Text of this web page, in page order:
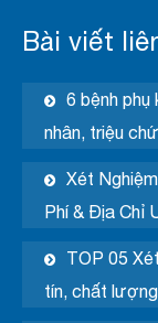
Bài viết
6 bệnh
nhân, triệu
Xét
Phí & Địa Chỉ
TOP 05
tín, chất lượng